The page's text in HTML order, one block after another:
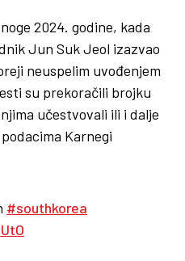
2024. godine, kada
Jun Suk Jeol izazvao
neuspelim uvođenjem
su prekoračili brojku
učestvovali ili i dalje
Karnegi
#southkorea